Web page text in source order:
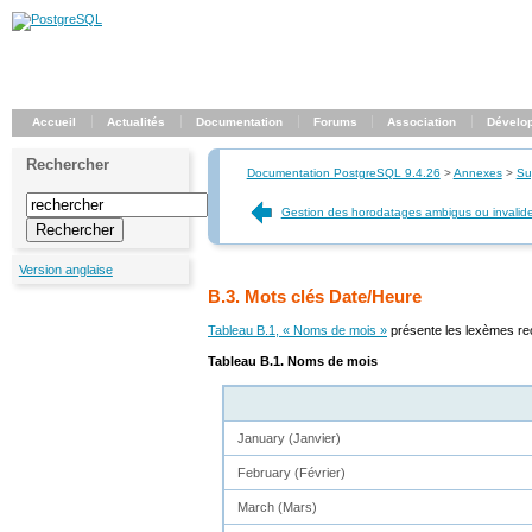
Accueil Actualités Documentation Forums Association
Rechercher
Version anglaise
Documentation PostgreSQL 9.4.26 >Annexes>
Gestion des horodatages ambigus ou
B.3. Mots clés Date/Heure
Tableau B.1, « Noms de mois » présente les lexèmes
Tableau B.1. Noms de mois
January (Janvier)
February (Février)
March (Mars)